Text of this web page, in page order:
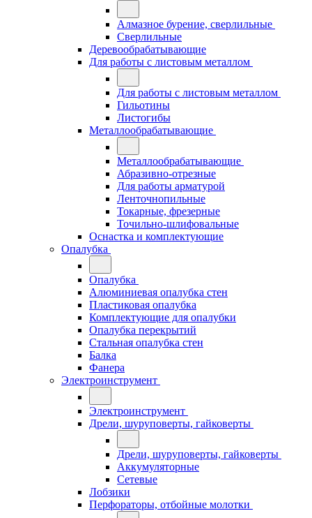
Алмазное бурение, сверлильные
Сверлильные
Деревообрабатывающие
Для работы с листовым металлом
Для работы с листовым металлом
Гильотины
Листогибы
Металлообрабатывающие
Металлообрабатывающие
Абразивно-отрезные
Для работы арматурой
Ленточнопильные
Токарные, фрезерные
Точильно-шлифовальные
Оснастка и комплектующие
Опалубка
Опалубка
Алюминиевая опалубка стен
Пластиковая опалубка
Комплектующие для опалубки
Опалубка перекрытий
Стальная опалубка стен
Балка
Фанера
Электроинструмент
Электроинструмент
Дрели, шуруповерты, гайковерты
Дрели, шуруповерты, гайковерты
Аккумуляторные
Сетевые
Лобзики
Перфораторы, отбойные молотки